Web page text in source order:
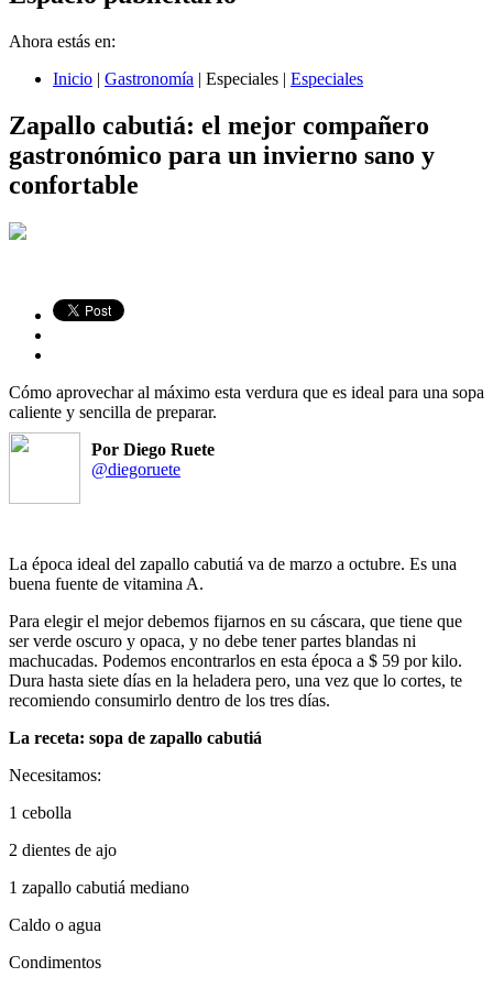
Ahora estás en:
Inicio | Gastronomía | Especiales | Especiales
Zapallo cabutiá: el mejor compañero
gastronómico para un invierno sano y
confortable
Cómo aprovechar al máximo esta verdura que es ideal para una sopa
caliente y sencilla de preparar.
Por Diego Ruete
@diegoruete
La época ideal del zapallo cabutiá va de marzo a octubre. Es una
buena fuente de vitamina A.
Para elegir el mejor debemos fijarnos en su cáscara, que tiene que
ser verde oscuro y opaca, y no debe tener partes blandas ni
machucadas. Podemos encontrarlos en esta época a $ 59 por kilo.
Dura hasta siete días en la heladera pero, una vez que lo cortes, te
recomiendo consumirlo dentro de los tres días.
La receta: sopa de zapallo cabutiá
Necesitamos:
1 cebolla
2 dientes de ajo
1 zapallo cabutiá mediano
Caldo o agua
Condimentos